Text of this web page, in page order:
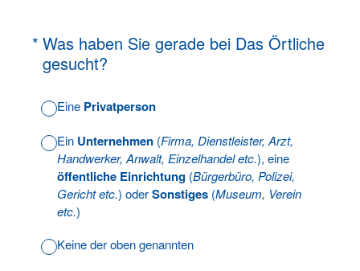
* Was haben Sie gerade bei Das Örtliche
gesucht?
(Erforderlich.)
Eine Privatperson
Ein Unternehmen (Firma, Dienstleister, Arzt,
Handwerker, Anwalt, Einzelhandel etc.), eine
öffentliche Einrichtung (Bürgerbüro, Polizei,
Gericht etc.) oderSonstiges (Museum, Verein
etc.)
Keine der oben genannten